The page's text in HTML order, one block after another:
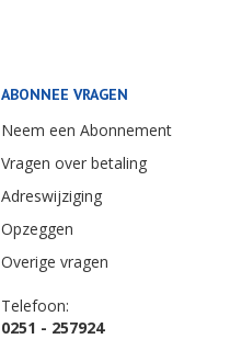
ABONNEE VRAGEN
Neem een Abonnement
Vragen over betaling
Adreswijziging
Opzeggen
Overige vragen
Telefoon:
0251 - 257924